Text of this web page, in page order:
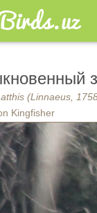
(Linnaeus,
Kingfisher